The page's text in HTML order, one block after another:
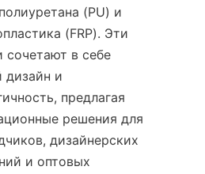
(PU) и
(FRP). Эти
сочетают в себе
дизайн и
предлагая
решения для
дизайнерских
и оптовых